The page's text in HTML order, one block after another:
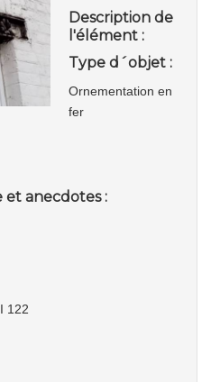
Description de
l'élément :
Type d´objet :
Ornementation en
fer
et anecdotes :
122